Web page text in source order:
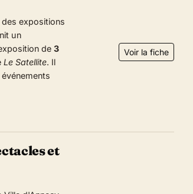
expositions
un
de 3
Le Satellite. Il
Voir la fiche
et